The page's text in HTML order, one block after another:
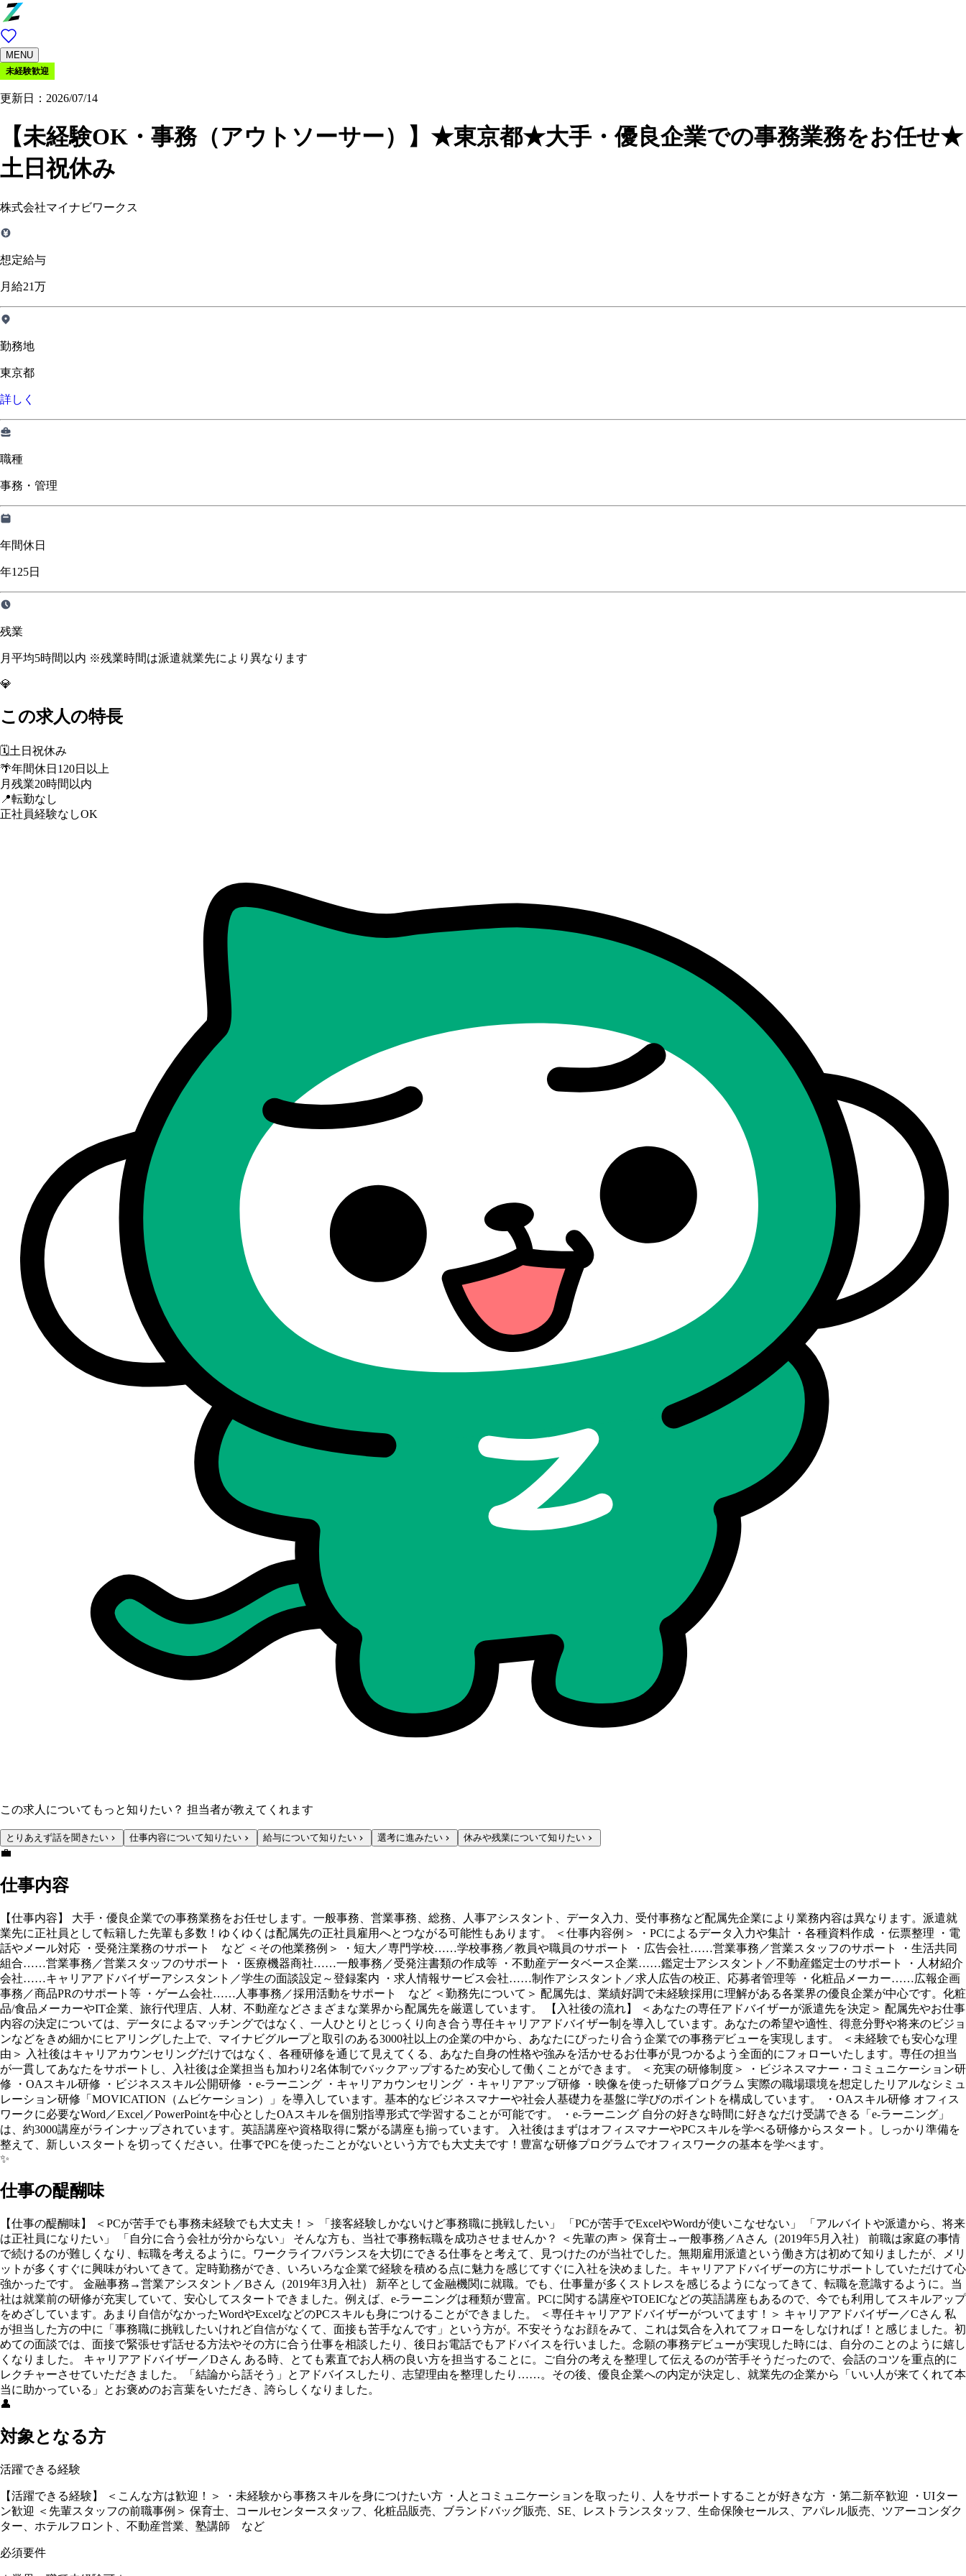
MENU
未経験歓迎
更新日：2026/07/14
【未経験OK・事務（アウトソーサー）】★東京都★大手・優良企業での事務業務をお任せ★
土日祝休み
株式会社マイナビワークス
想定給与
月給21万
勤務地
東京都
詳しく
職種
事務・管理
年間休日
年125日
残業
月平均5時間以内 ※残業時間は派遣就業先により異なります
💎
この求人の特長
🗓️土日祝休み
🌴年間休日120日以上
月残業20時間以内
📍転勤なし
正社員経験なしOK
この求人についてもっと知りたい？ 担当者が教えてくれます
とりあえず話を聞きたい 仕事内容について知りたい 給与について知りたい 選考に進みたい 休みや残業について知りたい
💼
仕事内容
【仕事内容】 大手・優良企業での事務業務をお任せします。一般事務、営業事務、総務、人事アシスタント、データ入力、受付事務など配属先企業により業務内容は異なります。派遣就
業先に正社員として転籍した先輩も多数！ゆくゆくは配属先の正社員雇用へとつながる可能性もあります。 ＜仕事内容例＞ ・PCによるデータ入力や集計 ・各種資料作成 ・伝票整理 ・電
話やメール対応 ・受発注業務のサポート など ＜その他業務例＞ ・短大／専門学校……学校事務／教員や職員のサポート ・広告会社……営業事務／営業スタッフのサポート ・生活共同
組合……営業事務／営業スタッフのサポート ・医療機器商社……一般事務／受発注書類の作成等 ・不動産データベース企業……鑑定士アシスタント／不動産鑑定士のサポート ・人材紹介
会社……キャリアアドバイザーアシスタント／学生の面談設定～登録案内 ・求人情報サービス会社……制作アシスタント／求人広告の校正、応募者管理等 ・化粧品メーカー……広報企画
事務／商品PRのサポート等 ・ゲーム会社……人事事務／採用活動をサポート など ＜勤務先について＞ 配属先は、業績好調で未経験採用に理解がある各業界の優良企業が中心です。化粧
品/食品メーカーやIT企業、旅行代理店、人材、不動産などさまざまな業界から配属先を厳選しています。 【入社後の流れ】 ＜あなたの専任アドバイザーが派遣先を決定＞ 配属先やお仕事
内容の決定については、データによるマッチングではなく、一人ひとりとじっくり向き合う専任キャリアアドバイザー制を導入しています。あなたの希望や適性、得意分野や将来のビジョ
ンなどをきめ細かにヒアリングした上で、マイナビグループと取引のある3000社以上の企業の中から、あなたにぴったり合う企業での事務デビューを実現します。 ＜未経験でも安心な理
由＞ 入社後はキャリアカウンセリングだけではなく、各種研修を通じて見えてくる、あなた自身の性格や強みを活かせるお仕事が見つかるよう全面的にフォローいたします。専任の担当
が一貫してあなたをサポートし、入社後は企業担当も加わり2名体制でバックアップするため安心して働くことができます。 ＜充実の研修制度＞ ・ビジネスマナー・コミュニケーション研
修 ・OAスキル研修 ・ビジネススキル公開研修 ・e-ラーニング ・キャリアカウンセリング ・キャリアアップ研修 ・映像を使った研修プログラム 実際の職場環境を想定したリアルなシミュ
レーション研修「MOVICATION（ムビケーション）」を導入しています。基本的なビジネスマナーや社会人基礎力を基盤に学びのポイントを構成しています。 ・OAスキル研修 オフィス
ワークに必要なWord／Excel／PowerPointを中心としたOAスキルを個別指導形式で学習することが可能です。 ・e-ラーニング 自分の好きな時間に好きなだけ受講できる「e-ラーニング」
は、約3000講座がラインナップされています。英語講座や資格取得に繋がる講座も揃っています。 入社後はまずはオフィスマナーやPCスキルを学べる研修からスタート。しっかり準備を
整えて、新しいスタートを切ってください。仕事でPCを使ったことがないという方でも大丈夫です！豊富な研修プログラムでオフィスワークの基本を学べます。
✨
仕事の醍醐味
【仕事の醍醐味】 ＜PCが苦手でも事務未経験でも大丈夫！＞ 「接客経験しかないけど事務職に挑戦したい」 「PCが苦手でExcelやWordが使いこなせない」 「アルバイトや派遣から、将来
は正社員になりたい」 「自分に合う会社が分からない」 そんな方も、当社で事務転職を成功させませんか？ ＜先輩の声＞ 保育士→一般事務／Aさん（2019年5月入社） 前職は家庭の事情
で続けるのが難しくなり、転職を考えるように。ワークライフバランスを大切にできる仕事をと考えて、見つけたのが当社でした。無期雇用派遣という働き方は初めて知りましたが、メリ
ットが多くすぐに興味がわいてきて。定時勤務ができ、いろいろな企業で経験を積める点に魅力を感じてすぐに入社を決めました。キャリアアドバイザーの方にサポートしていただけて心
強かったです。 金融事務→営業アシスタント／Bさん（2019年3月入社） 新卒として金融機関に就職。でも、仕事量が多くストレスを感じるようになってきて、転職を意識するように。当
社は就業前の研修が充実していて、安心してスタートできました。例えば、e-ラーニングは種類が豊富。PCに関する講座やTOEICなどの英語講座もあるので、今でも利用してスキルアップ
をめざしています。あまり自信がなかったWordやExcelなどのPCスキルも身につけることができました。 ＜専任キャリアアドバイザーがついてます！＞ キャリアアドバイザー／Cさん 私
が担当した方の中に「事務職に挑戦したいけれど自信がなくて、面接も苦手なんです」という方が。不安そうなお顔をみて、これは気合を入れてフォローをしなければ！と感じました。初
めての面談では、面接で緊張せず話せる方法やその方に合う仕事を相談したり、後日お電話でもアドバイスを行いました。念願の事務デビューが実現した時には、自分のことのように嬉し
くなりました。 キャリアアドバイザー／Dさん ある時、とても素直でお人柄の良い方を担当することに。ご自分の考えを整理して伝えるのが苦手そうだったので、会話のコツを重点的に
レクチャーさせていただきました。「結論から話そう」とアドバイスしたり、志望理由を整理したり……。その後、優良企業への内定が決定し、就業先の企業から「いい人が来てくれて本
当に助かっている」とお褒めのお言葉をいただき、誇らしくなりました。
👤
対象となる方
活躍できる経験
【活躍できる経験】 ＜こんな方は歓迎！＞ ・未経験から事務スキルを身につけたい方 ・人とコミュニケーションを取ったり、人をサポートすることが好きな方 ・第二新卒歓迎 ・UIター
ン歓迎 ＜先輩スタッフの前職事例＞ 保育士、コールセンタースタッフ、化粧品販売、ブランドバッグ販売、SE、レストランスタッフ、生命保険セールス、アパレル販売、ツアーコンダク
ター、ホテルフロント、不動産営業、塾講師 など
必須要件